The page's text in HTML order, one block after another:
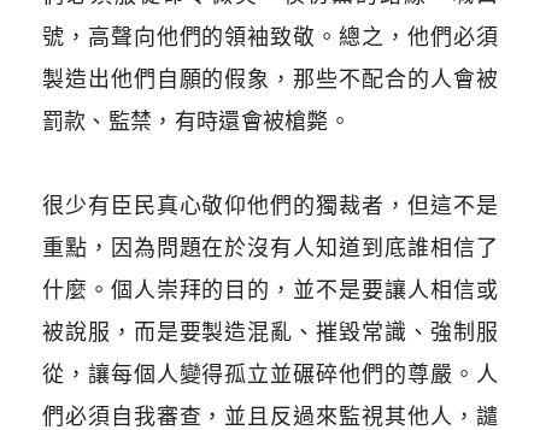
號，高聲向他們的領袖致敬。總之，他們必須
製造出他們自願的假象，那些不配合的人會被
罰款、監禁，有時還會被槍斃。
很少有臣民真心敬仰他們的獨裁者，但這不是
重點，因為問題在於沒有人知道到底誰相信了
什麼。個人崇拜的目的，並不是要讓人相信或
被說服，而是要製造混亂、摧毀常識、強制服
從，讓每個人變得孤立並碾碎他們的尊嚴。人
們必須自我審查，並且反過來監視其他人，譴